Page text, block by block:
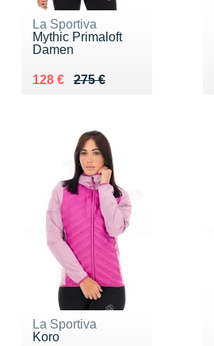
La Sportiva
Mythic Primaloft
Damen
275 €
Au lieu de 275 €
128 €
Vendu 128 €
La Sportiva
Koro